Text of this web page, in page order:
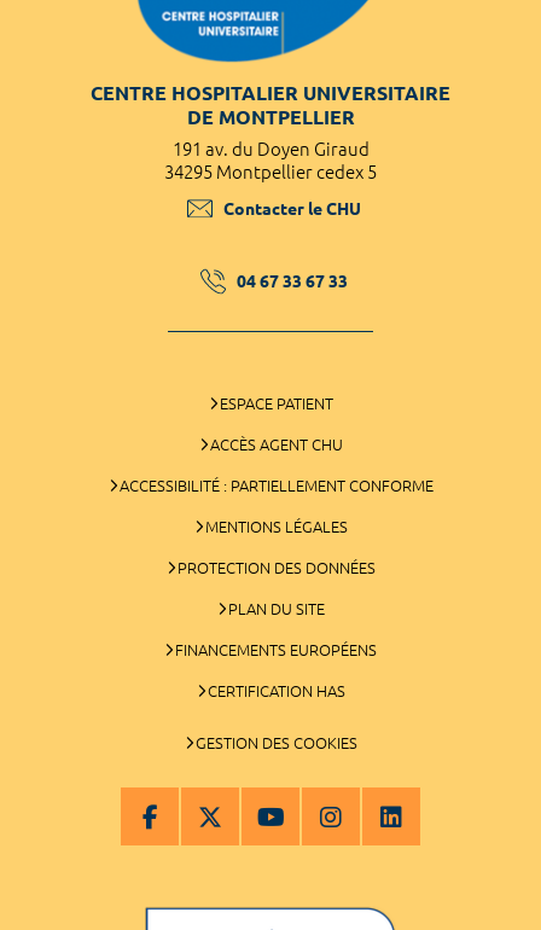
CENTRE HOSPITALIER UNIVERSITAIRE
DE MONTPELLIER
191 av. du Doyen Giraud
34295 Montpellier cedex 5
Contacter le CHU
04 67 33 67 33
ESPACE PATIENT
ACCÈS AGENT CHU
ACCESSIBILITÉ : PARTIELLEMENT CONFORME
MENTIONS LÉGALES
PROTECTION DES DONNÉES
PLAN DU SITE
FINANCEMENTS EUROPÉENS
CERTIFICATION HAS
GESTION DES COOKIES